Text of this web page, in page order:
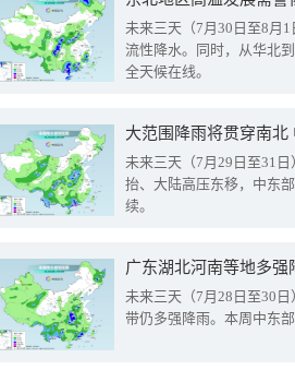
未来三天（7月30日至8月
流性降水。同时，从华北
全天候在线。
大范围降雨将贯穿南
未来三天（7月29日至31
抬、大陆高压东移，中东
续。
广东湖北河南等地多
未来三天（7月28日至30
带仍多强降雨。本周中东